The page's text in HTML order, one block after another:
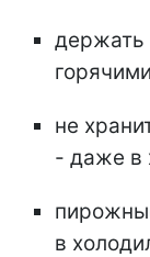
держать
не
- даже в
в